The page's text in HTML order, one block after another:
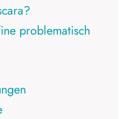
problematisch